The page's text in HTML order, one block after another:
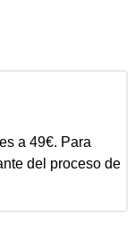
a 49€. Para
del proceso de